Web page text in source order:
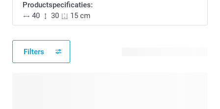
Productspecificaties:
40
30 15 cm
Filters